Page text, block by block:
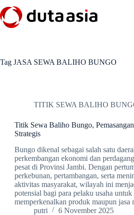
to
content
Tag JASA SEWA BALIHO BUNGO
TITIK SEWA BALIHO
Titik Sewa Baliho Bungo,
Strategis
Bungo dikenal sebagai salah satu
perkembangan ekonomi dan
pesat di Provinsi Jambi. Dengan
perkebunan, pertambangan, serta
aktivitas masyarakat, wilayah ini
potensial bagi para pelaku usaha untuk
memperkenalkan produk maupun
putri
6 November 2025